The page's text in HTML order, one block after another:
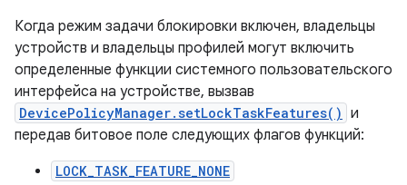
Когда режим задачи блокировки включен, владельцы
устройств и владельцы профилей могут включить
определенные функции системного пользовательского
интерфейса на устройстве, вызвав
DevicePolicyManager.setLockTaskFeatures() и
передав битовое поле следующих флагов функций:
LOCK_TASK_FEATURE_NONE